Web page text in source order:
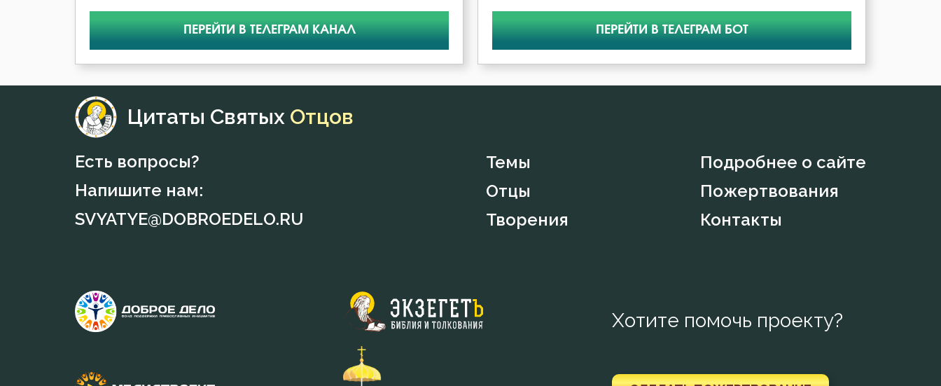
ПЕРЕЙТИ В ТЕЛЕГРАМ КАНАЛ ПЕРЕЙТИ В ТЕЛЕГРАМ БОТ
Цитаты Святых Отцов
Есть вопросы?
Напишите нам:
SVYATYE@DOBROEDELO.RU
Темы
Отцы
Творения
Подробнее о сайте
Пожертвования
Контакты
Хотите помочь проекту?